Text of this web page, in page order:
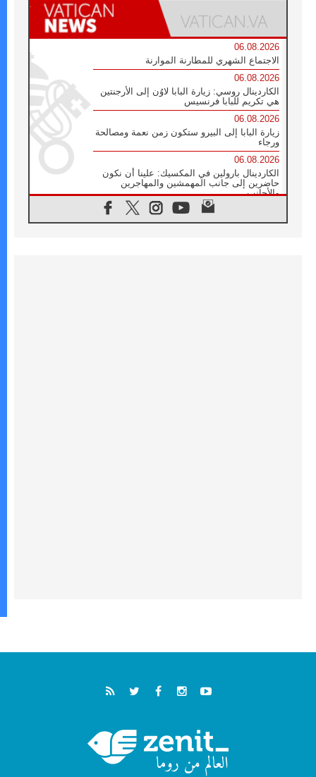
06.08.2026
الاجتماع الشهري للمطارنة الموارنة
06.08.2026
الكاردينال روسي: زيارة البابا لاوُن إلى الأرجنتين
هي تكريم للبابا فرنسيس
06.08.2026
زيارة البابا إلى البيرو ستكون زمن نعمة ومصالحة
ورجاء
06.08.2026
الكاردينال بارولين في المكسيك: علينا أن نكون
حاضرين إلى جانب المهمشين والمهاجرين
والأجانب
البابا لاوُن الرابع عشر للشباب في أسيزي: